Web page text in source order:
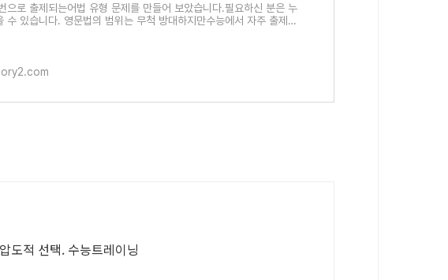
으로 출제되는어법 유형 문제를 만들어 보았습니다.필요하신 분은 누
수 있습니다. 영문법의 범위는 무척 방대하지만수능에서 자주 출제되
도적 선택. 수능트레이닝